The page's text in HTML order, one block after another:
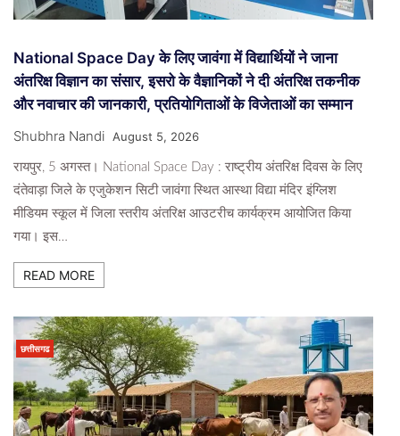
National Space Day के लिए जावंगा में विद्यार्थियों ने जाना
अंतरिक्ष विज्ञान का संसार, इसरो के वैज्ञानिकों ने दी अंतरिक्ष तकनीक
और नवाचार की जानकारी, प्रतियोगिताओं के विजेताओं का सम्मान
Shubhra Nandi August 5, 2026
रायपुर, 5 अगस्त। National Space Day : राष्ट्रीय अंतरिक्ष दिवस के लिए
दंतेवाड़ा जिले के एजुकेशन सिटी जावंगा स्थित आस्था विद्या मंदिर इंग्लिश
मीडियम स्कूल में जिला स्तरीय अंतरिक्ष आउटरीच कार्यक्रम आयोजित किया
गया। इस…
READ MORE
छत्तीसगढ